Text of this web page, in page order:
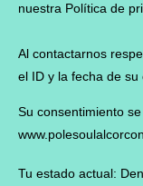
nuestra Política de
Al contactarnos
el ID y la fecha de su
Su consentimiento
Tu estado actual: